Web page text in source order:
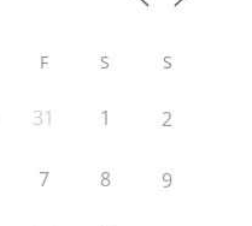
F S S
31 1 2
7 8 9